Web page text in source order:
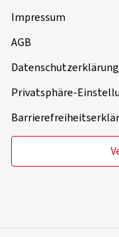
Impressum
AGB
Datenschutzerklärung
Privatsphäre-